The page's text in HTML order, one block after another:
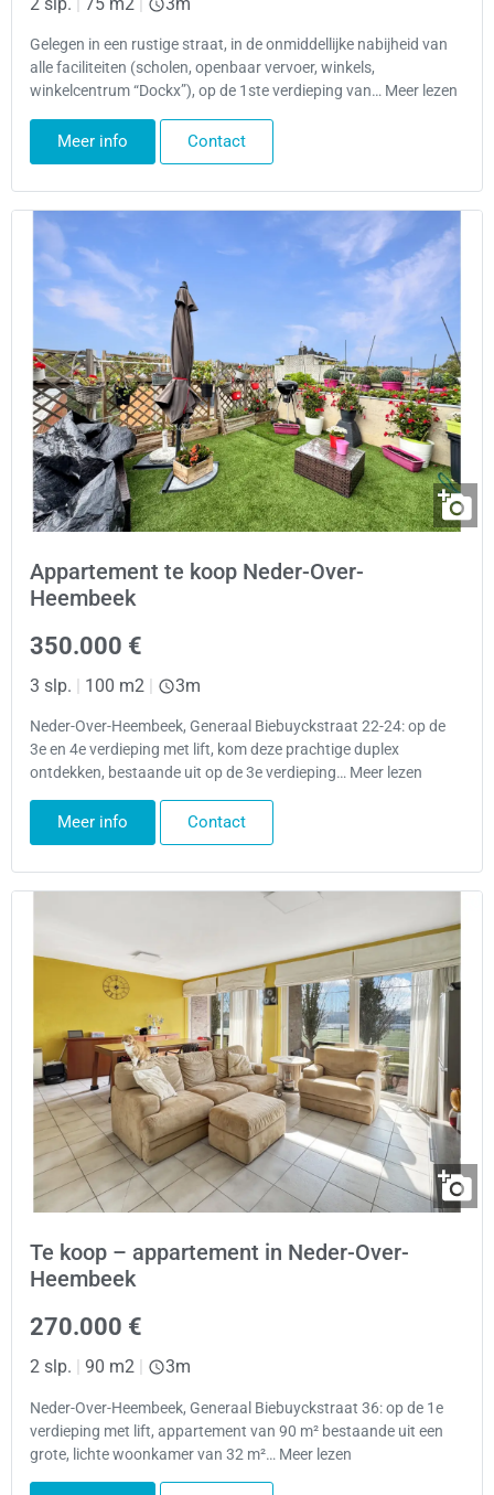
Gelegen in een rustige straat, in de onmiddellijke nabijheid van
alle faciliteiten (scholen, openbaar vervoer, winkels,
winkelcentrum “Dockx”), op de 1ste verdieping van… Meer lezen
Meer info Contact
Appartement te koop Neder-Over-
Heembeek
350.000 €
3 slp. | 100 m2 | 3m
Neder-Over-Heembeek, Generaal Biebuyckstraat 22-24: op de
3e en 4e verdieping met lift, kom deze prachtige duplex
ontdekken, bestaande uit op de 3e verdieping… Meer lezen
Meer info Contact
Te koop – appartement in Neder-Over-
Heembeek
270.000 €
2 slp. 90 m2 3m
Neder-Over-Heembeek, Generaal Biebuyckstraat 36: op de 1e
verdieping met lift, appartement van 90 m² bestaande uit een
grote, lichte woonkamer van 32 m²… Meer lezen